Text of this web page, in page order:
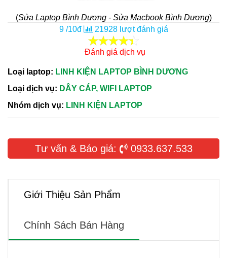
(Sửa Laptop Bình Dương - Sửa Macbook Bình Dương)
9 /10đ 21928 lượt đánh giá
Đánh giá dịch vụ
Loại laptop: LINH KIỆN LAPTOP BÌNH DƯƠNG
Loại dịch vụ: DÂY CÁP, WIFI LAPTOP
Nhóm dịch vụ: LINH KIỆN LAPTOP
Tư vấn & Báo giá: 0933.637.533
Giới Thiệu Sản Phẩm
Chính Sách Bán Hàng